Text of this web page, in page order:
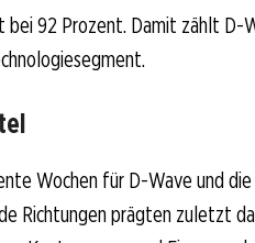
92 Prozent. Damit zählt D-
Wochen für D-Wave und
Richtungen prägten zuletzt